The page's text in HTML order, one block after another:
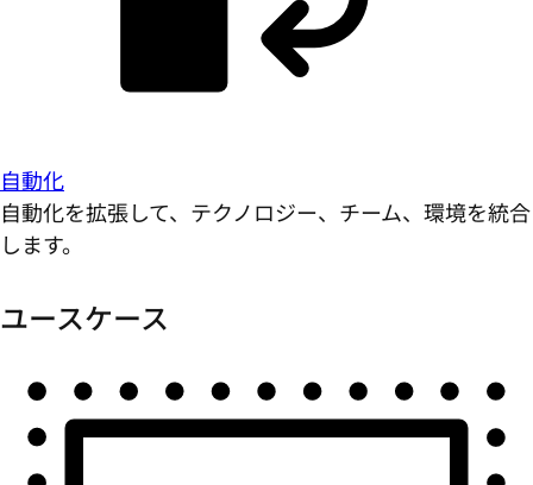
自動化
自動化を拡張して、テクノロジー、チーム、環境を統合
します。
ユースケース